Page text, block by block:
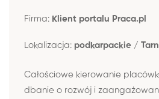
Firma: Klient portalu Praca.pl
Lokalizacja: podkarpackie /
Całościowe kierowanie
dbanie o rozwój i